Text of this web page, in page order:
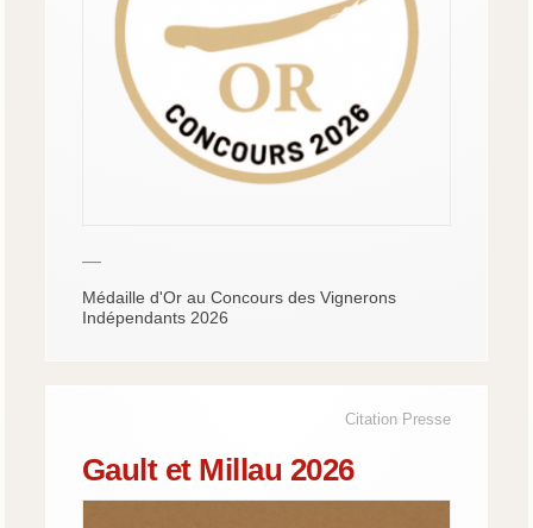
—
Médaille d'Or au Concours des Vignerons
Indépendants 2026
Citation Presse
Gault et Millau 2026